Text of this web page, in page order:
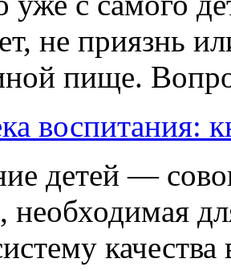
не приязнь
пище.
воспитания:
детей —
необходимая